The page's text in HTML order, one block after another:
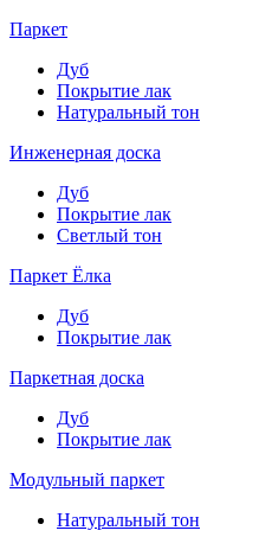
Паркет
Дуб
Покрытие лак
Натуральный тон
Инженерная доска
Дуб
Покрытие лак
Светлый тон
Паркет Ёлка
Дуб
Покрытие лак
Паркетная доска
Дуб
Покрытие лак
Модульный паркет
Натуральный тон